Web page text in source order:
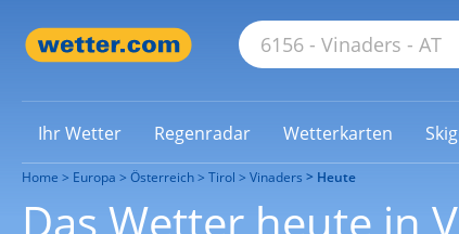
Ihr Wetter Regenradar Wetterkarten
Home Europa Österreich Tirol Vinaders Heute
Das Wetter heute in